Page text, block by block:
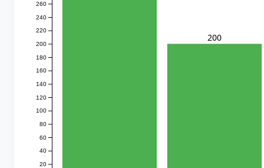
20
40
60
80
100
120
140
160
180
200
220
240
260
200